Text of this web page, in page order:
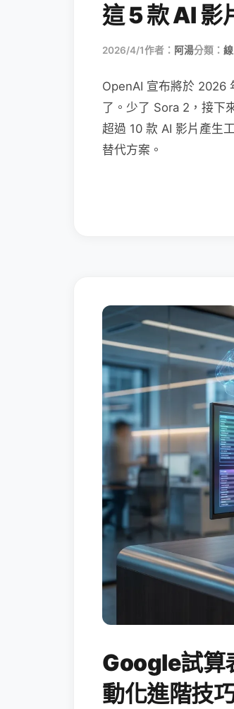
這 5 款 AI 影
2026/4/1作者： 阿湯分類：
OpenAI 宣布將於 2026
了。少了 Sora 2，接下
超過 10 款 AI 影片產生
替代方案。
Google試算
動化進階技